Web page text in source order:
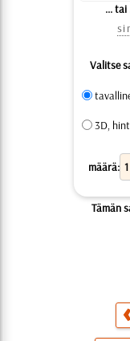
... tai
Valitse
3D,
määrä:
Tämän